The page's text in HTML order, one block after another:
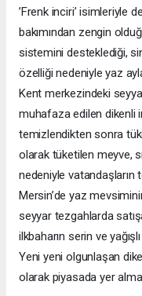
’Frenk inciri’ isimleriyle
bakımından zengin
sistemini desteklediği,
özelliği nedeniyle yaz
Kent merkezindeki
muhafaza edilen dikenli
temizlendikten sonra
olarak tüketilen meyve,
nedeniyle vatandaşların
Mersin’de yaz
seyyar tezgahlarda
ilkbaharın serin ve
Yeni yeni olgunlaşan
olarak piyasada yer